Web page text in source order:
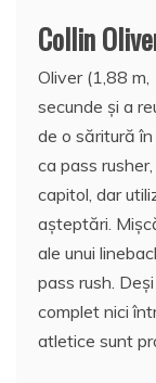
Collin
Oliver (1,88
secunde și a
de o săritură
ca pass
capitol, dar
așteptări.
ale unui
pass rush.
complet nici
atletice sunt